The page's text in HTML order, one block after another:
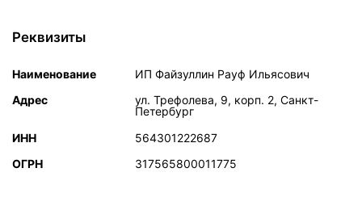
Реквизиты
Наименование
ИП Файзуллин Рауф Ильясович
Адрес
ул. Трефолева, 9, корп. 2, Санкт-
Петербург
ИНН
564301222687
ОГРН
317565800011775